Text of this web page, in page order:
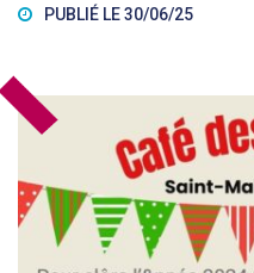
PUBLIÉ LE 30/06/25